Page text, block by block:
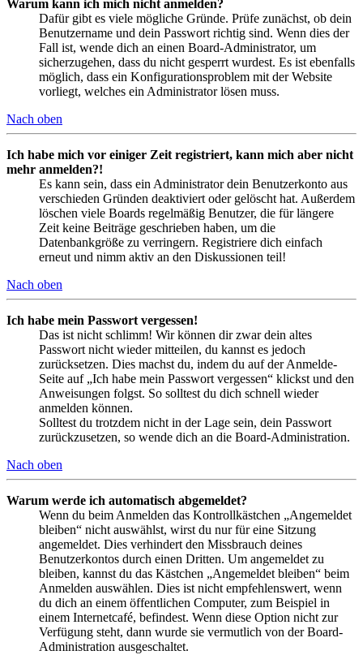
Warum kann ich mich nicht anmelden?
Dafür gibt es viele mögliche Gründe. Prüfe zunächst, ob dein
Benutzername und dein Passwort richtig sind. Wenn dies der
Fall ist, wende dich an einen Board-Administrator, um
sicherzugehen, dass du nicht gesperrt wurdest. Es ist ebenfalls
möglich, dass ein Konfigurationsproblem mit der Website
vorliegt, welches ein Administrator lösen muss.
Nach oben
Ich habe mich vor einiger Zeit registriert, kann mich aber nicht
mehr anmelden?!
Es kann sein, dass ein Administrator dein Benutzerkonto aus
verschieden Gründen deaktiviert oder gelöscht hat. Außerdem
löschen viele Boards regelmäßig Benutzer, die für längere
Zeit keine Beiträge geschrieben haben, um die
Datenbankgröße zu verringern. Registriere dich einfach
erneut und nimm aktiv an den Diskussionen teil!
Nach oben
Ich habe mein Passwort vergessen!
Das ist nicht schlimm! Wir können dir zwar dein altes
Passwort nicht wieder mitteilen, du kannst es jedoch
zurücksetzen. Dies machst du, indem du auf der Anmelde-
Seite auf „Ich habe mein Passwort vergessen“ klickst und den
Anweisungen folgst. So solltest du dich schnell wieder
anmelden können.
Solltest du trotzdem nicht in der Lage sein, dein Passwort
zurückzusetzen, so wende dich an die Board-Administration.
Nach oben
Warum werde ich automatisch abgemeldet?
Wenn du beim Anmelden das Kontrollkästchen „Angemeldet
bleiben“ nicht auswählst, wirst du nur für eine Sitzung
angemeldet. Dies verhindert den Missbrauch deines
Benutzerkontos durch einen Dritten. Um angemeldet zu
bleiben, kannst du das Kästchen „Angemeldet bleiben“ beim
Anmelden auswählen. Dies ist nicht empfehlenswert, wenn
du dich an einem öffentlichen Computer, zum Beispiel in
einem Internetcafé, befindest. Wenn diese Option nicht zur
Verfügung steht, dann wurde sie vermutlich von der Board-
Administration ausgeschaltet.